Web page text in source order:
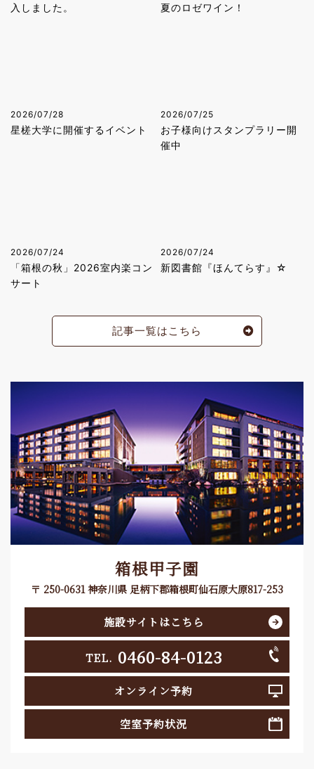
入しました。 夏のロゼワイン！
2026/07/28
星槎大学に開催するイベント
2026/07/25
お子様向けスタンプラリー開
催中
2026/07/24
「箱根の秋」2026室内楽コン
サート
2026/07/24
新図書館『ほんてらす』☆
記事一覧はこちら
箱根甲子園
〒 250-0631 神奈川県 足柄下郡箱根町仙石原大原817-253
施設サイトはこちら
TEL. 0460-84-0123
オンライン予約
空室予約状況